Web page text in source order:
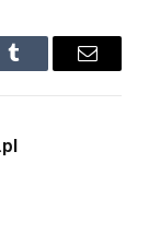
Tumblr Email